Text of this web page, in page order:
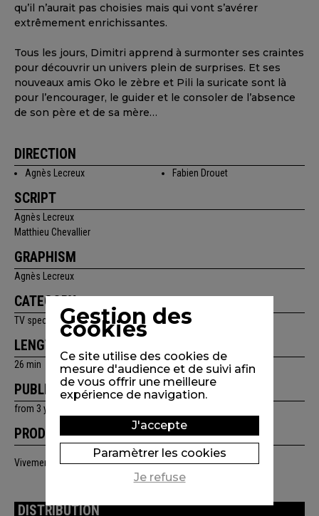
qu’il n’aurait pas choisies mais qui vont s’avérer
extrêmement enrichissantes.
Tous les jours, Dimitri apprend à surmonter ses craintes
pour découvrir un univers plein de surprises. Et ses
nouveaux amis Oko le zèbre et Pili la suricate sont là
pour l’encourager, le guider et le consoler de l’absence
de son père et de sa mère…
DIRECTION
Agnès Lecreux Fabien Drouet
SCRIPT
Agnès Lecreux
Matthieu Chevallier
GRAPHISM
Agnès Lecreux
CATEGORY
TV specials
LENGTH
26 min
PUBLIC
from 3 years old
PRODUCTION
Vivement Lundi ! / Beast Animation / Nadasdy Film
DISTRIBUTION
Gestion des
cookies
Ce site utilise des cookies de
mesure d'audience et de suivi afin
de vous offrir une meilleure
expérience de navigation.
J'accepte
Paramètrer les cookies
Je refuse